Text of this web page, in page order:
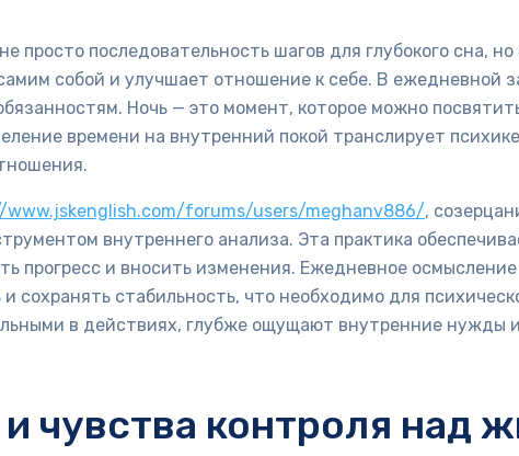
просто последовательность шагов для глубокого сна,
собой и улучшает отношение к себе. В ежедневной
Ночь — это момент, которое можно
времени на внутренний покой транслирует
forums/users/meghanv886/,
внутреннего анализа. Эта практика
прогресс и вносить изменения. Ежедневное
стабильность, что необходимо для
в действиях, глубже ощущают внутренние нужды
чувства контроля над